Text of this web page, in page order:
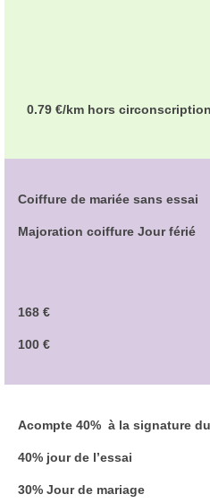
0.79 €/km hors
Coiffure de mariée sans essai
Majoration coiffure Jour férié
168 €
100 €
Acompte 40% à la signature
40% jour de l’essai
30% Jour de mariage